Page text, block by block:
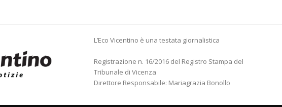
L’Eco Vicentino è una testata giornalistica
Registrazione n. 16/2016 del Registro Stampa del
Tribunale di Vicenza
Direttore Responsabile: Mariagrazia Bonollo